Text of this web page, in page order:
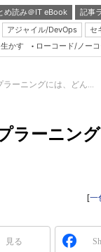
め読み＠IT eBook 記事
アジャイル/DevOps セ
かす ローコード/ノー
ーニングには、どん...
ラーニン
[一
見る